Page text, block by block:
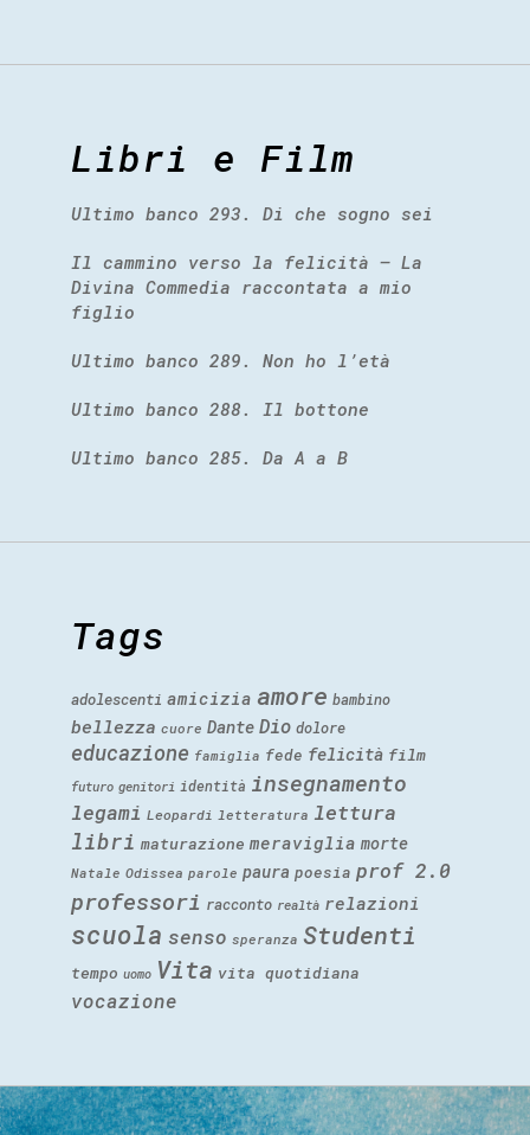
Libri e Film
Ultimo banco 293. Di che sogno sei
Il cammino verso la felicità – La
Divina Commedia raccontata a mio
figlio
Ultimo banco 289. Non ho l’età
Ultimo banco 288. Il bottone
Ultimo banco 285. Da A a B
Tags
adolescenti amicizia amore bambino
bellezza cuore Dante Dio dolore
educazione famiglia fede felicità film
futuro genitori identità insegnamento
legami Leopardi letteratura lettura
libri maturazione meraviglia morte
Natale Odissea parole paura poesia prof 2.0
professori racconto realtà relazioni
scuola senso speranza Studenti
tempo uomo Vita vita quotidiana
vocazione